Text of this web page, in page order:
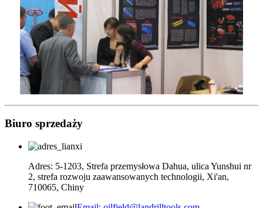
Biuro sprzedaży
Adres: 5-1203, Strefa przemysłowa Dahua, ulica Yunshui nr
2, strefa rozwoju zaawansowanych technologii, Xi'an,
710065, Chiny